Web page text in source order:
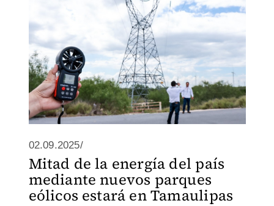
02.09.2025/
Mitad de la energía del país
mediante nuevos parques
eólicos estará en Tamaulipas